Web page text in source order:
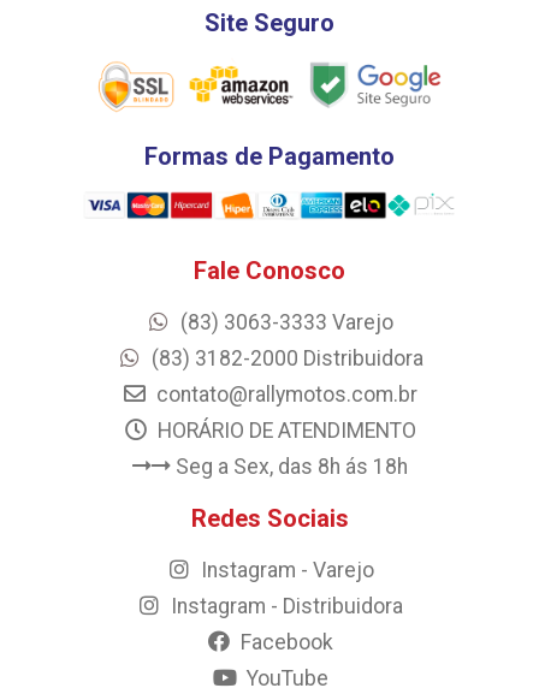
Site Seguro
Formas de Pagamento
Fale Conosco
(83) 3063-3333 Varejo
(83) 3182-2000 Distribuidora
contato@rallymotos.com.br
HORÁRIO DE ATENDIMENTO
Seg a Sex, das 8h ás 18h
Redes Sociais
Instagram - Varejo
Instagram - Distribuidora
Facebook
YouTube